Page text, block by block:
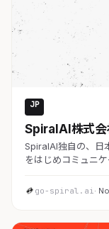
JP
SpiralAI株式会
SpiralAI独自の、日
をはじめコミュニ
go-spiral.ai·